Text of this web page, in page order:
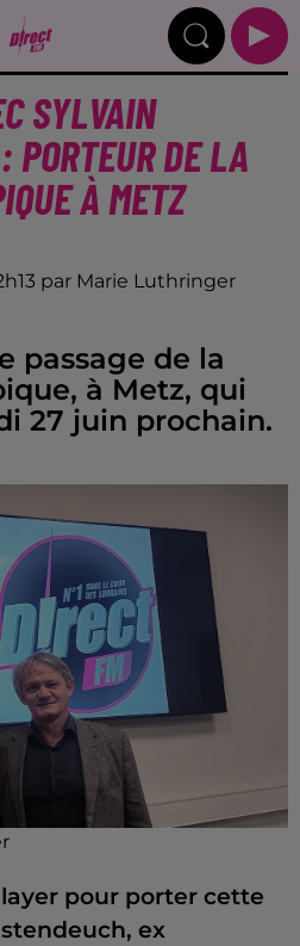
SYLVAIN
PORTEUR DE LA
À METZ
par Marie Luthringer
passage de la
à Metz, qui
27 juin prochain.
pour porter cette
ex